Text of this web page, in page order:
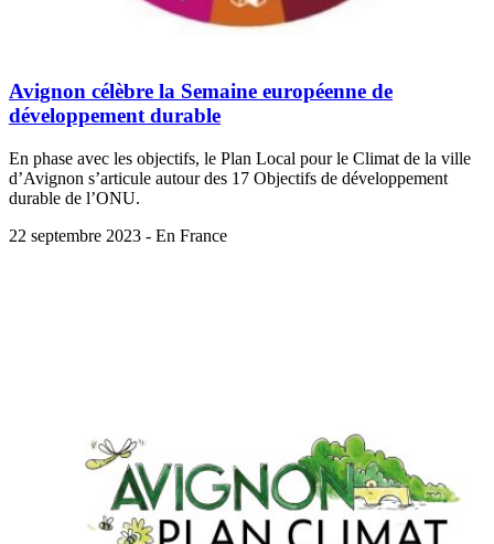
Avignon célèbre la Semaine européenne de
développement durable
En phase avec les objectifs, le Plan Local pour le Climat de la ville
d’Avignon s’articule autour des 17 Objectifs de développement
durable de l’ONU.
22 septembre 2023 - En France